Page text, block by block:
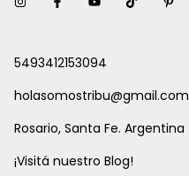
5493412153094
holasomostribu@gmail.com
Rosario, Santa Fe. Argentina
¡Visitá nuestro Blog!